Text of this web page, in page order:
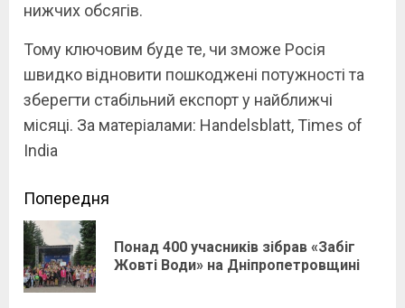
нижчих обсягів.
Тому ключовим буде те, чи зможе Росія
швидко відновити пошкоджені потужності та
зберегти стабільний експорт у найближчі
місяці. За матеріалами: Handelsblatt, Times of
India
Continue
Reading
Попередня
Понад 400 учасників зібрав «Забіг
Жовті Води» на Дніпропетровщині